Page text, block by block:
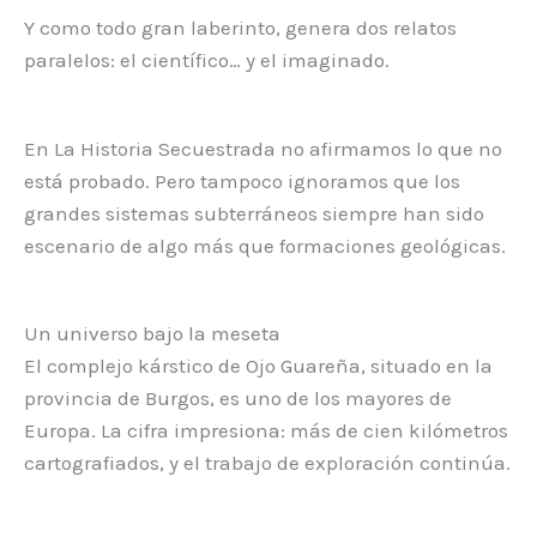
Y como todo gran laberinto, genera dos relatos
paralelos: el científico… y el imaginado.
En La Historia Secuestrada no afirmamos lo que no
está probado. Pero tampoco ignoramos que los
grandes sistemas subterráneos siempre han sido
escenario de algo más que formaciones geológicas.
Un universo bajo la meseta
El complejo kárstico de Ojo Guareña, situado en la
provincia de Burgos, es uno de los mayores de
Europa. La cifra impresiona: más de cien kilómetros
cartografiados, y el trabajo de exploración continúa.